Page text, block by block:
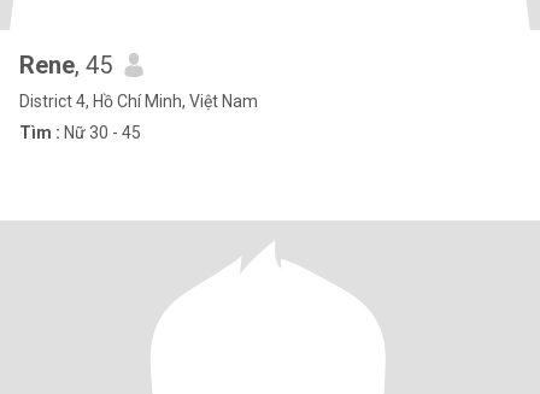
Rene, 45
District 4, Hồ Chí Minh, Việt Nam
Tìm : Nữ 30 - 45